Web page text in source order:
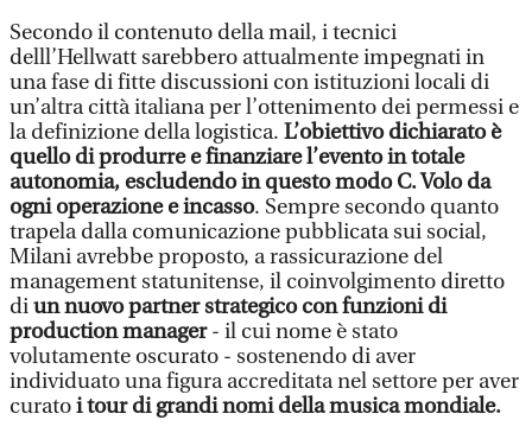
Secondo il contenuto della mail, i tecnici
delll’Hellwatt sarebbero attualmente impegnati in
una fase di fitte discussioni con istituzioni locali di
un’altra città italiana per l’ottenimento dei permessi e
la definizione della logistica. L’obiettivo dichiarato è
quello di produrre e finanziare l’evento in totale
autonomia, escludendo in questo modo C. Volo da
ogni operazione e incasso. Sempre secondo quanto
trapela dalla comunicazione pubblicata sui social,
Milani avrebbe proposto, a rassicurazione del
management statunitense, il coinvolgimento diretto
diun nuovo partner strategico con funzioni di
production manager- il cui nome è stato
volutamente oscurato - sostenendo di aver
individuato una figura accreditata nel settore per aver
curatoi tour di grandi nomi della musica mondiale.